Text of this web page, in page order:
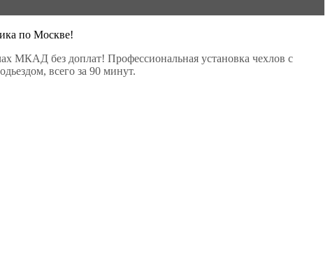
по Москве!
МКАД без доплат! Профессиональная установка чехлов с
всего за 90 минут.